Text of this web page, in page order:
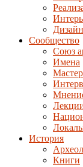
Дизайн
Сообщество
Союз
Имена
История
Книги